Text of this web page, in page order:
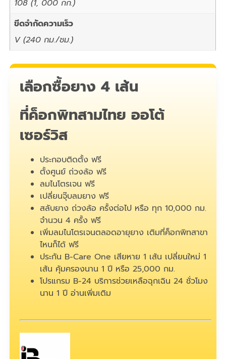
108 (1, 000 กก.)
ขีดจำกัดความเร็ว
V (240 กม./ชม.)
เลือกซื้อยาง 4 เส้น
ที่ค็อกพิทสามไทย ออโต้
เซอร์วิส
ประกอบติดตั้ง ฟรี
ตั้งศูนย์ ถ่วงล้อ ฟรี
ลมไนโตรเจน ฟรี
เปลี่ยนจุ๊บลมยาง ฟรี
สลับยาง ถ่วงล้อ ครั้งต่อไป หรือ ทุก 10,000 กม.
จำนวน 4 ครั้ง ฟรี
เพิ่มลมไนโตรเจนตลอดอายุยาง เติมที่ค็อกพิทสาขา
ไหนก็ได้ ฟรี
ประกัน B-Care One เสียหาย 1 เส้น เปลี่ยนใหม่ 1
เส้น คุ้มครองนาน 1 ปี หรือ 25,000 กม.
โปรแกรม B-24 บริการช่วยเหลือฉุกเฉิน 24 ชั่วโมง
นาน 1 ปีอ่านเพิ่มเติม